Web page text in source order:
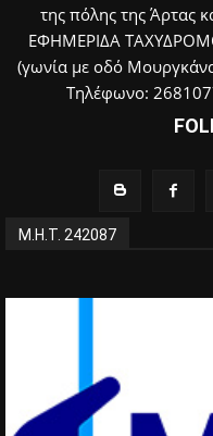
της πόλης της Άρτας
ΕΦΗΜΕΡΙΔΑ
(γωνία με οδό
Τηλέφωνο:
Μ.Η.Τ. 242087